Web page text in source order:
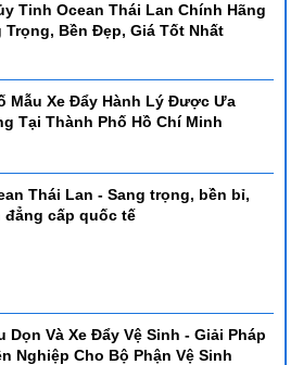
Tinh Ocean Thái Lan Chính Hãng
Trọng, Bền Đẹp, Giá Tốt Nhất
Mẫu Xe Đẩy Hành Lý Được Ưa
Tại Thành Phố Hồ Chí Minh
Thái Lan - Sang trọng, bền bỉ,
đẳng cấp quốc tế
Dọn Và Xe Đẩy Vệ Sinh - Giải Pháp
Nghiệp Cho Bộ Phận Vệ Sinh